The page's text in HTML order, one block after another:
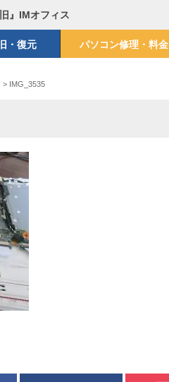
』IMオフィス
・復元 パソコン修理・料金
> IMG_3535